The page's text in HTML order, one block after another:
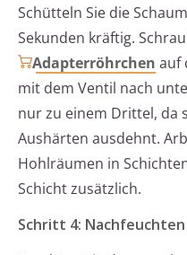
Schütteln Sie die
Sekunden kräftig.
Adapterröhrchen auf
mit dem Ventil nach
nur zu einem Drittel, da
Aushärten ausdehnt.
Hohlräumen in
Schicht zusätzlich.
Schritt 4: